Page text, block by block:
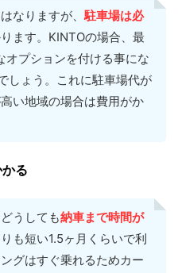
なりますが、駐車場は必
ます。KINTOの場合、最
オプションを付ける事にな
しょう。これに駐車場代が
い地域の場合は費用がか
る
うしても納車まで時間が
も短い1.5ヶ月くらいで利
グはすぐ乗れるためカー